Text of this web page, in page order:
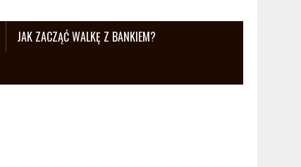
JAK ZACZĄĆ WALKĘ Z BANKIEM?